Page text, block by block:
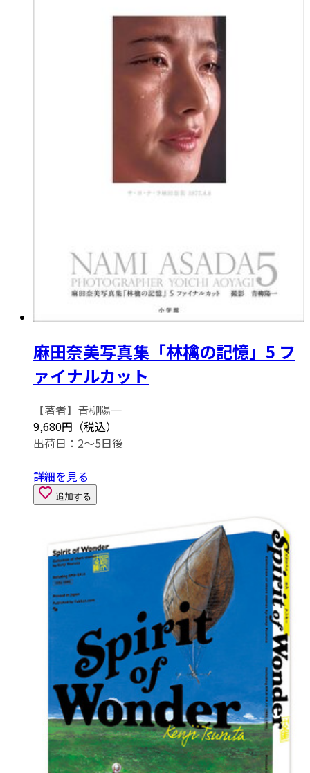
麻田奈美写真集「林檎の記憶」5 フ
ァイナルカット
【著者】青柳陽一
9,680円（税込）
出荷日：2～5日後
詳細を見る
追加する